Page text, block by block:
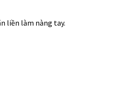
liền làm nàng tay.